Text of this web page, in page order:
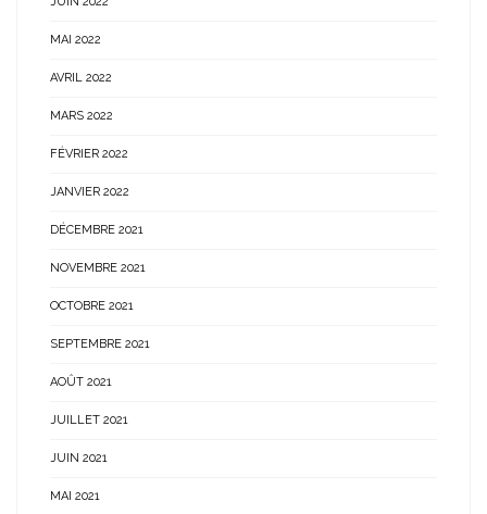
MAI 2022
AVRIL 2022
MARS 2022
FÉVRIER 2022
JANVIER 2022
DÉCEMBRE 2021
NOVEMBRE 2021
OCTOBRE 2021
SEPTEMBRE 2021
AOÛT 2021
JUILLET 2021
JUIN 2021
MAI 2021